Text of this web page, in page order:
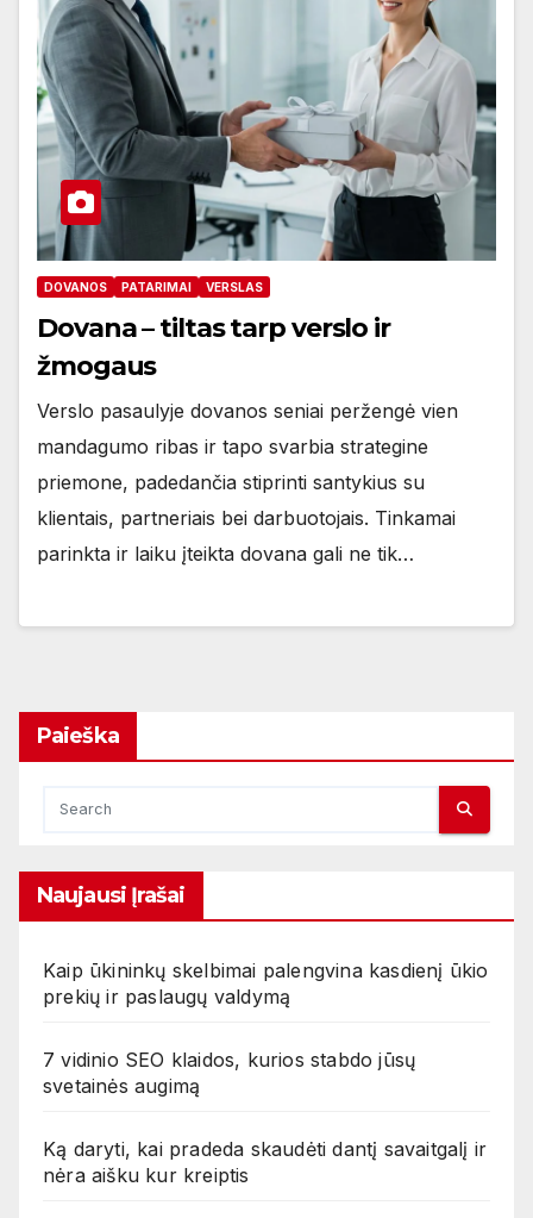
DOVANOS PATARIMAI VERSLAS
Dovana – tiltas tarp verslo ir
žmogaus
Verslo pasaulyje dovanos seniai peržengė vien
mandagumo ribas ir tapo svarbia strategine
priemone, padedančia stiprinti santykius su
klientais, partneriais bei darbuotojais. Tinkamai
parinkta ir laiku įteikta dovana gali ne tik…
Paieška
Naujausi Įrašai
Kaip ūkininkų skelbimai palengvina kasdienį ūkio
prekių ir paslaugų valdymą
7 vidinio SEO klaidos, kurios stabdo jūsų
svetainės augimą
Ką daryti, kai pradeda skaudėti dantį savaitgalį ir
nėra aišku kur kreiptis